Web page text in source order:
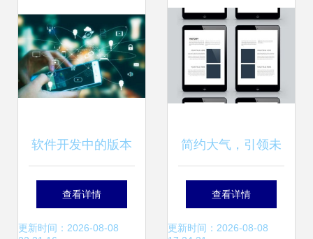
软件开发中的版本
控制 Check Out与
Check In的设计服
查看详情
更新时间：2026-08-08
简约大气，引领未
来 蓝色科技公司软
件开发宣传册模板
查看详情
更新时间：2026-08-08